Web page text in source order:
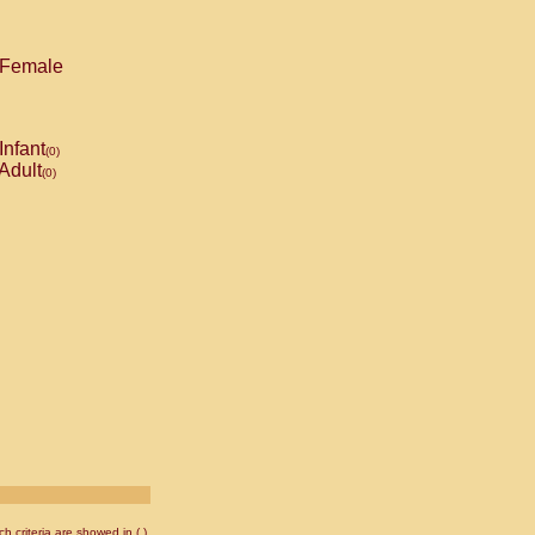
Female
Infant(0)
(0)
criteria are showed in ( ).